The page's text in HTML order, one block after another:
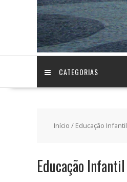
CATEGORIAS
Início / Educação Infantil
Educação Infantil